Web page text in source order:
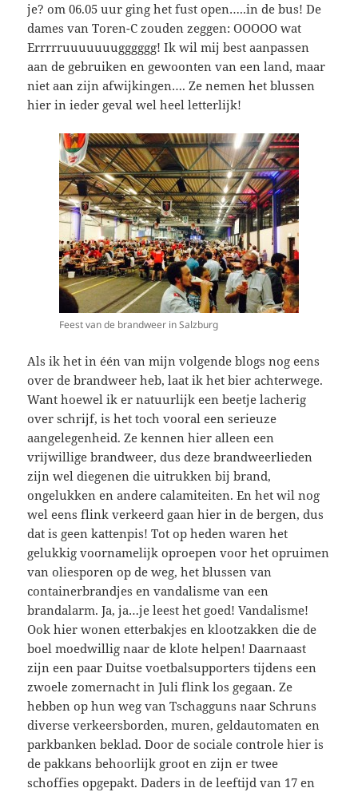
je? om 06.05 uur ging het fust open…..in de bus! De
dames van Toren-C zouden zeggen: OOOOO wat
Errrrruuuuuuugggggg! Ik wil mij best aanpassen
aan de gebruiken en gewoonten van een land, maar
niet aan zijn afwijkingen…. Ze nemen het blussen
hier in ieder geval wel heel letterlijk!
Feest van de brandweer in Salzburg
Als ik het in één van mijn volgende blogs nog eens
over de brandweer heb, laat ik het bier achterwege.
Want hoewel ik er natuurlijk een beetje lacherig
over schrijf, is het toch vooral een serieuze
aangelegenheid. Ze kennen hier alleen een
vrijwillige brandweer, dus deze brandweerlieden
zijn wel diegenen die uitrukken bij brand,
ongelukken en andere calamiteiten. En het wil nog
wel eens flink verkeerd gaan hier in de bergen, dus
dat is geen kattenpis! Tot op heden waren het
gelukkig voornamelijk oproepen voor het opruimen
van oliesporen op de weg, het blussen van
containerbrandjes en vandalisme van een
brandalarm. Ja, ja…je leest het goed! Vandalisme!
Ook hier wonen etterbakjes en klootzakken die de
boel moedwillig naar de klote helpen! Daarnaast
zijn een paar Duitse voetbalsupporters tijdens een
zwoele zomernacht in Juli flink los gegaan. Ze
hebben op hun weg van Tschagguns naar Schruns
diverse verkeersborden, muren, geldautomaten en
parkbanken beklad. Door de sociale controle hier is
de pakkans behoorlijk groot en zijn er twee
schoffies opgepakt. Daders in de leeftijd van 17 en